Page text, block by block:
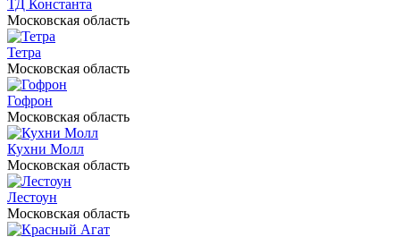
ТД Константа
Московская область
Тетра
Московская область
Гофрон
Московская область
Кухни Молл
Московская область
Лестоун
Московская область